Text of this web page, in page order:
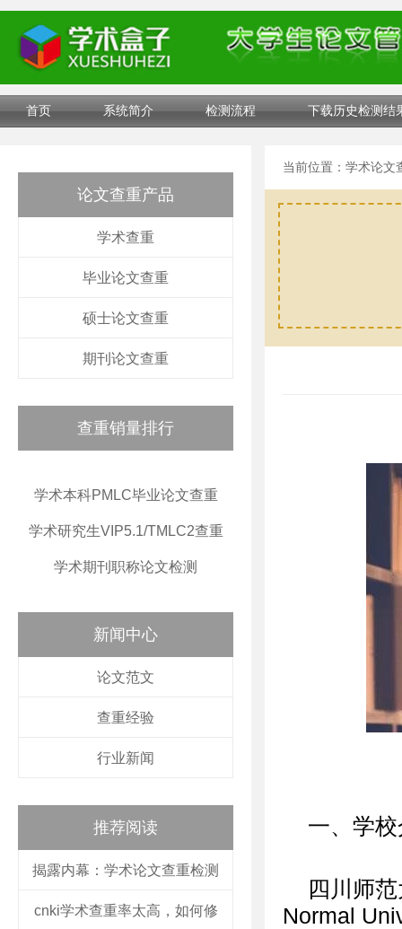
首页 系统简介 检测流程 下载历史检测结
论文查重产品
学术查重
毕业论文查重
硕士论文查重
期刊论文查重
查重销量排行
学术本科PMLC毕业论文查重
学术研究生VIP5.1/TMLC2查重
学术期刊职称论文检测
新闻中心
论文范文
查重经验
行业新闻
推荐阅读
揭露内幕：学术论文查重检测
cnki学术查重率太高，如何修
当前位置： 学术论文
一、学
四川师
Normal